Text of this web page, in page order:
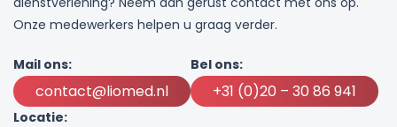
Onze medewerkers helpen u graag verder.
Mail ons:
contact@liomed.nl
Bel ons:
+31 (0)20 – 30 86 941
Locatie: